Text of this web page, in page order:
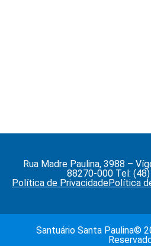
Rua Madre Paulina, 3988 –
88270-000 Tel:
Política de PrivacidadePolítica
Santuário Santa Paulina©